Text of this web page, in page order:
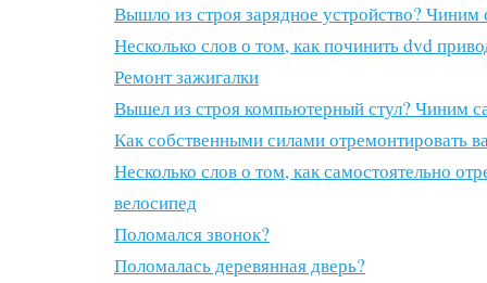
Вышло из строя зарядное устройство? Чиним
Несколько слов о том, как починить dvd
Ремонт зажигалки
Вышел из строя компьютерный стул? Чиним
Как собственными силами отремонтировать
Несколько слов о том, как самостоятельно
велосипед
Поломался звонок?
Поломалась деревянная дверь?